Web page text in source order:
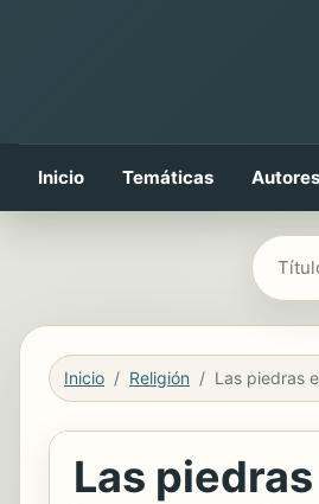
Inicio Temáticas Autores
Buscar
Inicio Religión
Las